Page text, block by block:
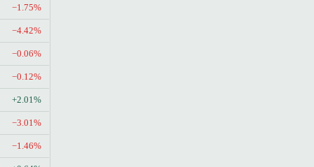
−1.75%
−4.42%
−0.06%
−0.12%
+2.01%
−3.01%
−1.46%